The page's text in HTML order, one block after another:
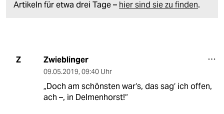
Artikeln für etwa drei Tage – hier sind sie zu finden.
Z Zwieblinger
09.05.2019, 09:40 Uhr
„Doch am schönsten war‘s, das sag‘ ich offen,
ach –, in Delmenhorst!“